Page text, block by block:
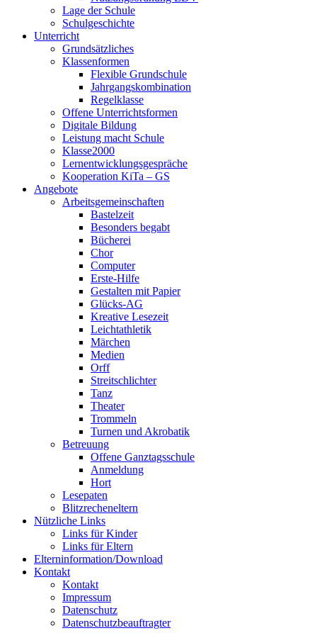
Lage der Schule
Schulgeschichte
Unterricht
Grundsätzliches
Klassenformen
Flexible Grundschule
Jahrgangskombination
Regelklasse
Offene Unterrichtsformen
Digitale Bildung
Leistung macht Schule
Klasse2000
Lernentwicklungsgespräche
Kooperation KiTa – GS
Angebote
Arbeitsgemeinschaften
Bastelzeit
Besonders begabt
Bücherei
Chor
Computer
Erste-Hilfe
Gestalten mit Papier
Glücks-AG
Kreative Lesezeit
Leichtathletik
Märchen
Medien
Orff
Streitschlichter
Tanz
Theater
Trommeln
Turnen und Akrobatik
Betreuung
Offene Ganztagsschule
Anmeldung
Hort
Lesepaten
Blitzrecheneltern
Nützliche Links
Links für Kinder
Links für Eltern
Elterninformation/Download
Kontakt
Kontakt
Impressum
Datenschutz
Datenschutzbeauftragter